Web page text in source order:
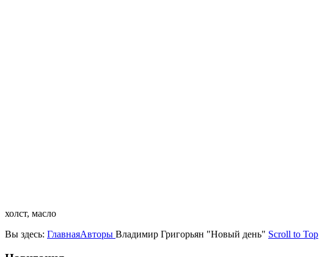
холст, масло
Вы здесь: ГлавнаяАвторы Владимир Григорьян "Новый день" Scroll to Top